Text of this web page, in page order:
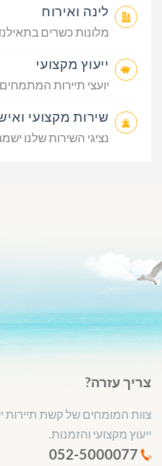
לינה ואירוח
מלונות כשרים
ייעוץ מקצועי
יועצי תיירות
שירות מקצועי
נציגי השירות שלנו
צריך עזרה?
צוות המומחים של קשת
ייעוץ מקצועי והזמנות.